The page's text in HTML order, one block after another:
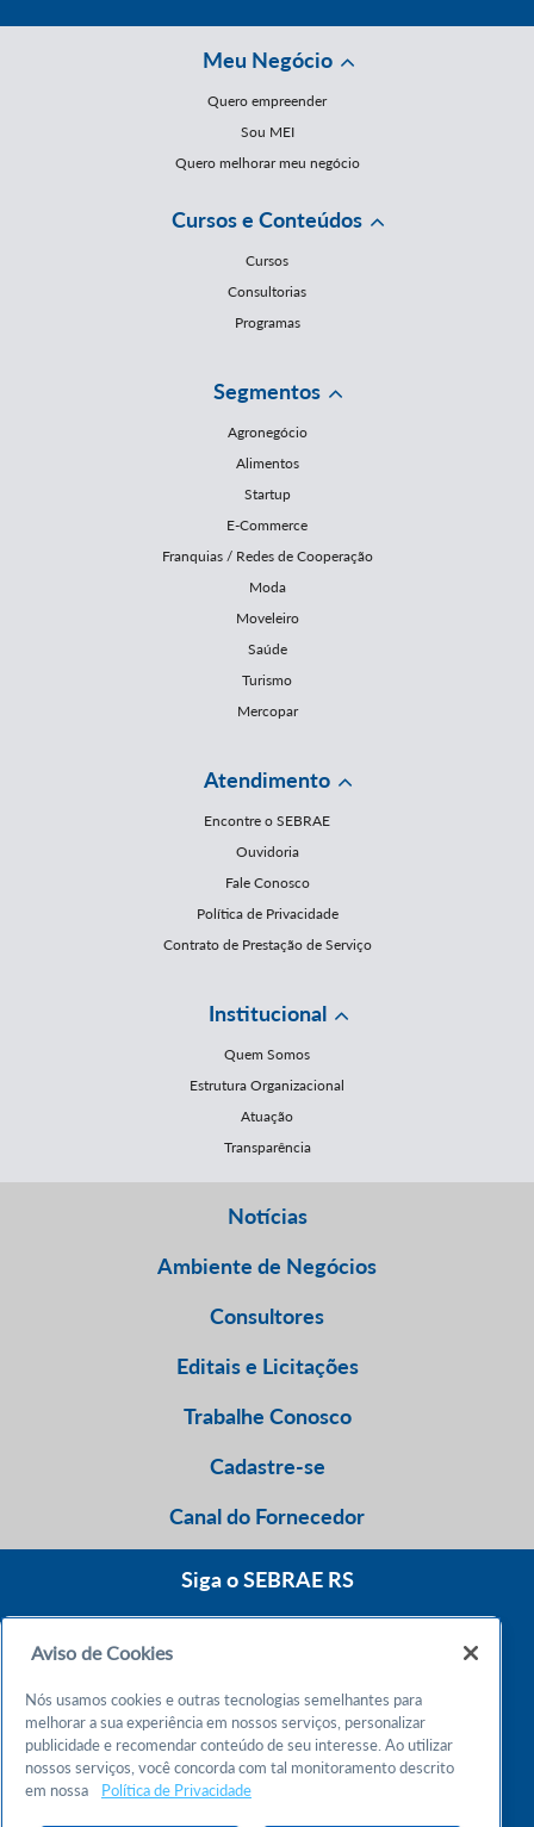
Meu Negócio
Quero empreender
Sou MEI
Quero melhorar meu negócio
Cursos e Conteúdos
Cursos
Consultorias
Programas
Segmentos
Agronegócio
Alimentos
Startup
E-Commerce
Franquias / Redes de Cooperação
Moda
Moveleiro
Saúde
Turismo
Mercopar
Atendimento
Encontre o SEBRAE
Ouvidoria
Fale Conosco
Política de Privacidade
Contrato de Prestação de Serviço
Institucional
Quem Somos
Estrutura Organizacional
Atuação
Transparência
Notícias
Ambiente de Negócios
Consultores
Editais e Licitações
Trabalhe Conosco
Cadastre-se
Canal do Fornecedor
Siga o SEBRAE RS
Atendimento 24h
Chame no WhatsApp
Aviso de Cookies
Nós usamos cookies e outras tecnologias semelhantes para
melhorar a sua experiência em nossos serviços, personalizar
publicidade e recomendar conteúdo de seu interesse. Ao utilizar
nossos serviços, você concorda com tal monitoramento descrito
em nossa
Política de Privacidade